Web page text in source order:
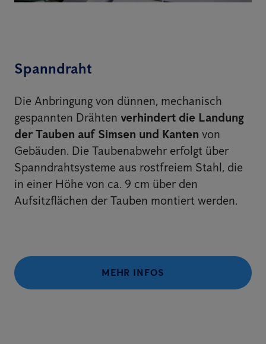
Spanndraht
Die Anbringung von dünnen, mechanisch
gespannten Drähten verhindert die Landung
der Tauben auf Simsen und Kanten von
Gebäuden. Die Taubenabwehr erfolgt über
Spanndrahtsysteme aus rostfreiem Stahl, die
in einer Höhe von ca. 9 cm über den
Aufsitzflächen der Tauben montiert werden.
MEHR INFOS